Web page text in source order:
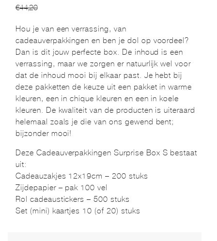
€44,20
prijs
was:
€44,20.
prijs
is:
€28,75.
Hou je van een verrassing, van
cadeauverpakkingen en ben je dol op voordeel?
Dan is dit jouw perfecte box. De inhoud is een
verrassing, maar we zorgen er natuurlijk wel voor
dat de inhoud mooi bij elkaar past. Je hebt bij
deze pakketten de keuze uit een pakket in warme
kleuren, een in chique kleuren en een in koele
kleuren. De kwaliteit van de producten is uiteraard
helemaal zoals je die van ons gewend bent;
bijzonder mooi!
Deze Cadeauverpakkingen Surprise Box S bestaat
uit:
Cadeauzakjes 12x19cm – 200 stuks
Zijdepapier – pak 100 vel
Rol cadeaustickers – 500 stuks
Set (mini) kaartjes 10 (of 20) stuks